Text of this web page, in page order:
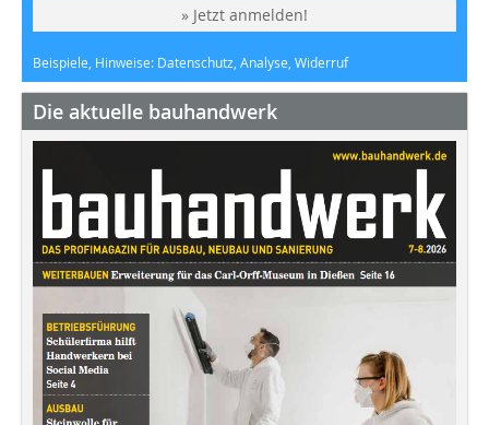
» Jetzt anmelden!
Beispiele, Hinweise: Datenschutz, Analyse, Widerruf
Die aktuelle bauhandwerk